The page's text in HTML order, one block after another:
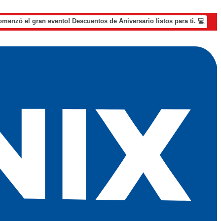
el gran evento! Descuentos de Aniversario listos para ti. 💻